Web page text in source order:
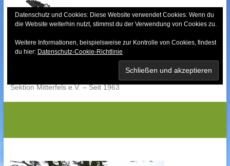
content
Bayerischer Wald-
Sektion Mitterfels e.V. – Seit 1963
Datenschutz und Cookies: Diese Website verwendet Cookies. Wenn du
die Website weiterhin nutzt, stimmst du der Verwendung von Cookies zu.
Weitere Informationen, beispielsweise zur Kontrolle von Cookies, findest
du hier: Datenschutz-Cookie-Richtlinie